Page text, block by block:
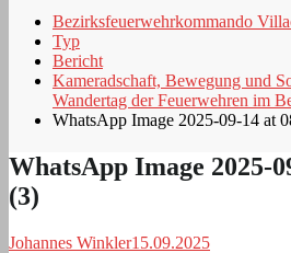
Bezirksfeuerwehrkommando
Typ
Bericht
Kameradschaft, Bewegung und
Wandertag der Feuerwehren im
WhatsApp Image 2025-09-14 at
WhatsApp Image 2025-
(3)
Johannes Winkler15.09.2025